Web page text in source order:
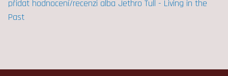
přidat hodnocení/recenzi alba Jethro Tull - Living in the
Past